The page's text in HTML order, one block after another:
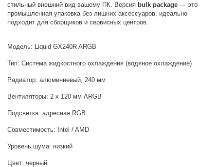
стильный внешний вид вашему ПК. Версия bulk package — это
промышленная упаковка без лишних аксессуаров, идеально
подходит для сборщиков и сервисных центров.
Модель: Liquid GX240R ARGB
Тип: Система жидкостного охлаждения (водяное охлаждение)
Радиатор: алюминиевый, 240 мм
Вентиляторы: 2 x 120 мм ARGB
Подсветка: адресная RGB
Совместимость: Intel / AMD
Уровень шума: низкий
Цвет: черный